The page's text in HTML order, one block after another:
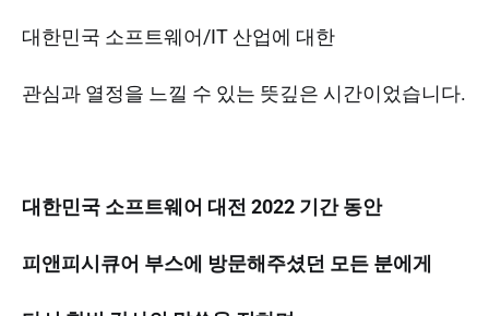
대한민국 소프트웨어/IT 산업에 대한
관심과 열정을 느낄 수 있는 뜻깊은 시간이었습니다.
대한민국 소프트웨어 대전 2022 기간 동안
피앤피시큐어 부스에 방문해주셨던 모든 분에게